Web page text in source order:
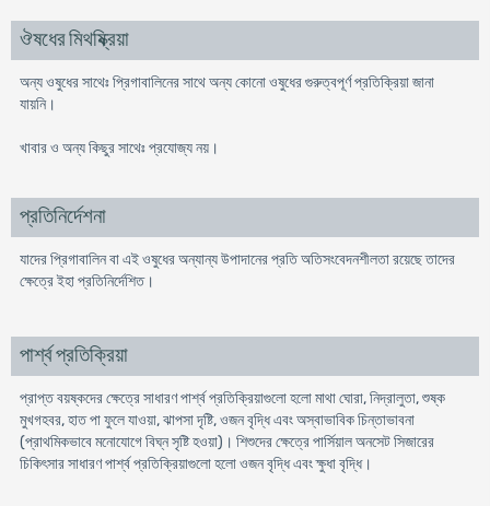
ঔষধের মিথষ্ক্রিয়া
অন্য ওষুধের সাথেঃ প্রিগাবালিনের সাথে অন্য কোনো ওষুধের গুরুত্বপূর্ণ প্রতিক্রিয়া জানা
যায়নি।
খাবার ও অন্য কিছুর সাথেঃ প্রযোজ্য নয়।
প্রতিনির্দেশনা
যাদের প্রিগাবালিন বা এই ওষুধের অন্যান্য উপাদানের প্রতি অতিসংবেদনশীলতা রয়েছে তাদের
ক্ষেত্রে ইহা প্রতিনির্দেশিত।
পার্শ্ব প্রতিক্রিয়া
প্রাপ্ত বয়ষ্কদের ক্ষেত্রে সাধারণ পার্শ্ব প্রতিক্রিয়াগুলো হলো মাথা ঘোরা, নিদ্রালুতা, শুষ্ক
মুখগহবর, হাত পা ফুলে যাওয়া, ঝাপসা দৃষ্টি, ওজন বৃদ্ধি এবং অস্বাভাবিক চিন্তাভাবনা
(প্রাথমিকভাবে মনোযোগে বিঘ্ন সৃষ্টি হওয়া)। শিশুদের ক্ষেত্রে পার্সিয়াল অনসেট সিজারের
চিকিৎসার সাধারণ পার্শ্ব প্রতিক্রিয়াগুলো হলো ওজন বৃদ্ধি এবং ক্ষুধা বৃদ্ধি।